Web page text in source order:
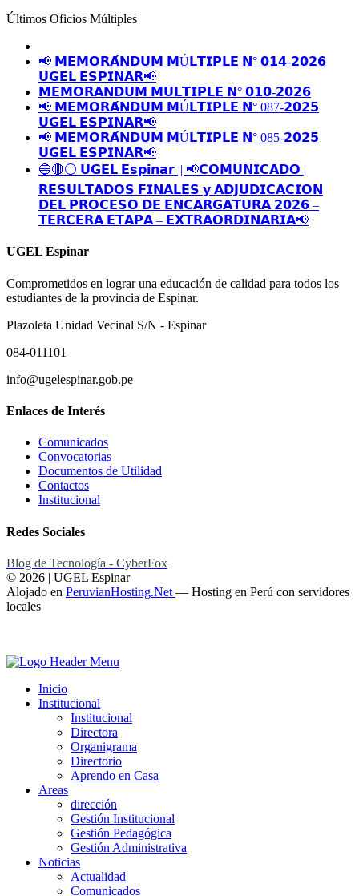
Últimos Oficios Múltiples
📢 𝗠𝗘𝗠𝗢𝗥𝗔́𝗡𝗗𝗨𝗠 𝗠Ú𝗟𝗧𝗜𝗣𝗟𝗘 𝗡° 𝟬𝟭𝟰-𝟮𝟬𝟮𝟲
𝗨𝗚𝗘𝗟 𝗘𝗦𝗣𝗜𝗡𝗔𝗥📢
𝗠𝗘𝗠𝗢𝗥𝗔𝗡𝗗𝗨𝗠 𝗠𝗨𝗟𝗧𝗜𝗣𝗟𝗘 𝗡° 𝟬𝟭𝟬-𝟮𝟬𝟮𝟲
📢 𝗠𝗘𝗠𝗢𝗥𝗔́𝗡𝗗𝗨𝗠 𝗠Ú𝗟𝗧𝗜𝗣𝗟𝗘 𝗡° 087-𝟮𝟬𝟮𝟱
𝗨𝗚𝗘𝗟 𝗘𝗦𝗣𝗜𝗡𝗔𝗥📢
📢 𝗠𝗘𝗠𝗢𝗥𝗔́𝗡𝗗𝗨𝗠 𝗠Ú𝗟𝗧𝗜𝗣𝗟𝗘 𝗡° 085-𝟮𝟬𝟮𝟱
𝗨𝗚𝗘𝗟 𝗘𝗦𝗣𝗜𝗡𝗔𝗥📢
🔵🔴⚪️ 𝗨𝗚𝗘𝗟 𝗘𝘀𝗽𝗶𝗻𝗮𝗿 || 📢𝗖𝗢𝗠𝗨𝗡𝗜𝗖𝗔𝗗𝗢 |
𝗥𝗘𝗦𝗨𝗟𝗧𝗔𝗗𝗢𝗦 𝗙𝗜𝗡𝗔𝗟𝗘𝗦 𝘆 𝗔𝗗𝗝𝗨𝗗𝗜𝗖𝗔𝗖𝗜𝗢𝗡
𝗗𝗘𝗟 𝗣𝗥𝗢𝗖𝗘𝗦𝗢 𝗗𝗘 𝗘𝗡𝗖𝗔𝗥𝗚𝗔𝗧𝗨𝗥𝗔 𝟮𝟬𝟮𝟲 –
𝗧𝗘𝗥𝗖𝗘𝗥𝗔 𝗘𝗧𝗔𝗣𝗔 – 𝗘𝗫𝗧𝗥𝗔𝗢𝗥𝗗𝗜𝗡𝗔𝗥𝗜𝗔📢
UGEL Espinar
Comprometidos en lograr una educación de calidad para todos los
estudiantes de la provincia de Espinar.
Plazoleta Unidad Vecinal S/N - Espinar
084-011101
info@ugelespinar.gob.pe
Enlaces de Interés
Comunicados
Convocatorias
Documentos de Utilidad
Contactos
Institucional
Redes Sociales
Blog de Tecnología - CyberFox
© 2026 | UGEL Espinar
Alojado en PeruvianHosting.Net — Hosting en Perú con servidores
locales
Inicio
Institucional
Institucional
Directora
Organigrama
Directorio
Aprendo en Casa
Areas
dirección
Gestión Institucional
Gestión Pedagógica
Gestión Administrativa
Noticias
Actualidad
Comunicados